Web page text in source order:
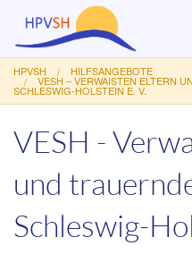
Über uns
HPVSH HILFSANGEBOTE
VESH – VERWAISTEN ELTERN
SCHLESWIG-HOLSTEIN E. V.
VESH -
und
Schleswig-